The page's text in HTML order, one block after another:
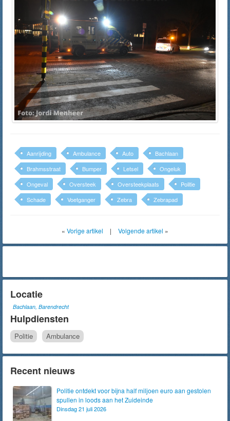
Aanrijding Ambulance Auto
Bachlaan
Brahmsstraat
Bumper Letsel
Ongeluk
Ongeval
Oversteek Oversteekplaats
Politie
Schade
Voetganger Zebra Zebrapad
« Vorige artikel | Volgende artikel »
Locatie
Bachlaan, Barendrecht
Hulpdiensten
Politie Ambulance
Recent nieuws
Politie ontdekt voor bijna half miljoen euro aan gestolen
spullen in loods aan het Zuideinde
Dinsdag 21 juli 2026